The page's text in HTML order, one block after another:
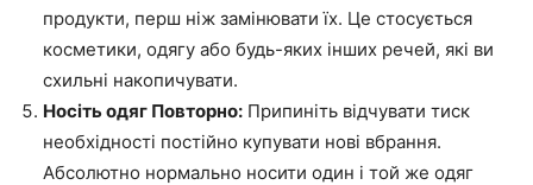
продукти, перш ніж замінювати їх. Це стосується
косметики, одягу або будь-яких інших речей, які ви
схильні накопичувати.
Носіть одяг Повторно: Припиніть відчувати тиск
необхідності постійно купувати нові вбрання.
Абсолютно нормально носити один і той же одяг